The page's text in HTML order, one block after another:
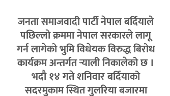
जनता समाजवादी पार्टी नेपाल बर्दियाले
पछिल्लो क्रममा नेपाल सरकारले लागू
गर्न लागेको भुमि विधेयक विरुद्ध बिरोध
कार्यक्रम अन्तर्गत र्‍याली निकालेको छ ।
भदौ १४ गते शनिवार बर्दियाको
सदरमुकाम स्थित गुलरिया बजारमा